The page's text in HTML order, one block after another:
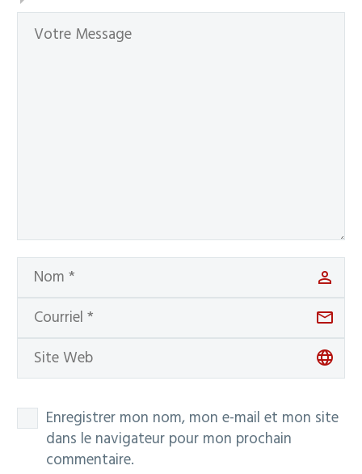
Enregistrer mon nom, mon e-mail et mon site
dans le navigateur pour mon prochain
commentaire.